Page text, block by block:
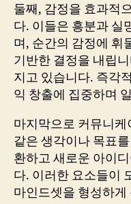
둘째, 감정을 효과적
다. 이들은 흥분과 실
며, 순간의 감정에 휘
기반한 결정을 내립
지고 있습니다. 즉각
익 창출에 집중하며
마지막으로 커뮤니
같은 생각이나 목표
환하고 새로운 아이
다. 이러한 요소들이
마인드셋을 형성하게